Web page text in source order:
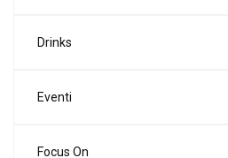
Drinks
Eventi
Focus On